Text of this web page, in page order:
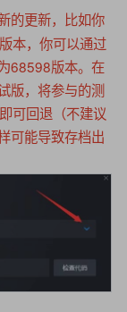
的更新，比如你
本，你可以通过
68598版本。在
版，将参与的测
可回退（不建议
可能导致存档出